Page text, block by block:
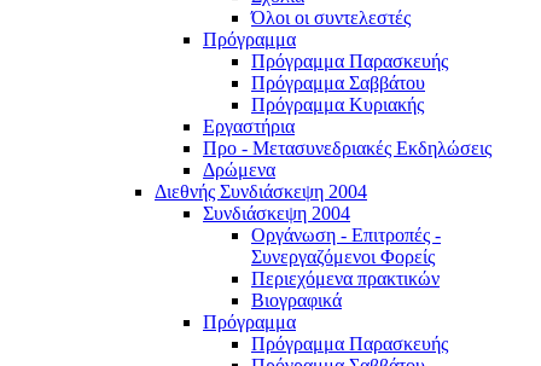
Όλοι οι συντελεστές
Πρόγραμμα
Πρόγραμμα Παρασκευής
Πρόγραμμα Σαββάτου
Πρόγραμμα Κυριακής
Εργαστήρια
Προ - Μετασυνεδριακές Εκδηλώσεις
Δρώμενα
Διεθνής Συνδιάσκεψη 2004
Συνδιάσκεψη 2004
Οργάνωση - Επιτροπές -
Συνεργαζόμενοι Φορείς
Περιεχόμενα πρακτικών
Βιογραφικά
Πρόγραμμα
Πρόγραμμα Παρασκευής